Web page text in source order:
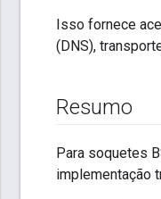
Isso fornece
(DNS),
Resumo
Para soquetes
implementação